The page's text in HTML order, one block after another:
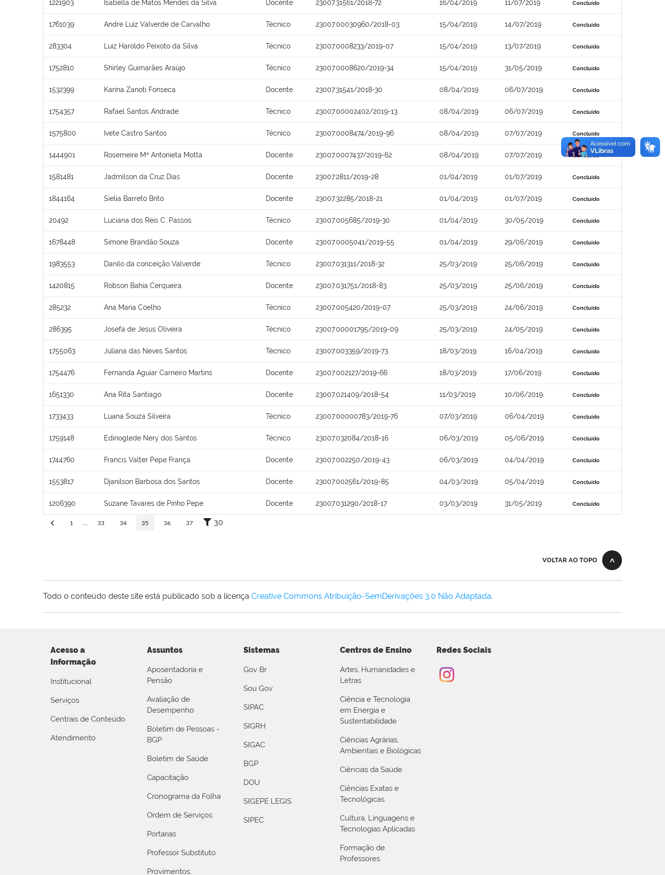
1221903 Isabella de Matos Mendes da Silva Docente 23007.31561/2018-72 16/04/2019 11/07/2019 Concluído
1761039 Andre Luiz Valverde de Carvalho Técnico 23007.00030960/2018-03 15/04/2019 14/07/2019 Concluído
283304 Luiz Haroldo Peixoto da Silva Técnico 23007.0008233/2019-07 15/04/2019 13/07/2019 Concluído
1752810 Shirley Guimarães Araújo Técnico 23007.0008620/2019-34 15/04/2019 31/05/2019 Concluído
1532399 Karina Zanoti Fonseca Docente 23007.31541/2018-30 08/04/2019 06/07/2019 Concluído
1754357 Rafael Santos Andrade Técnico 23007.00002402/2019-13 08/04/2019 06/07/2019 Concluído
1575800 Ivete Castro Santos Técnico 23007.0008474/2019-96 08/04/2019 07/07/2019 Concluído
1444901 Rosemeire Mª Antonieta Motta Docente 23007.0007437/2019-62 08/04/2019 07/07/2019 Concluído
1581481 Jadmilson da Cruz Dias Docente 23007.2811/2019-28 01/04/2019 01/07/2019 Concluído
1844164 Sielia Barreto Brito Docente 23007.32285/2018-21 01/04/2019 01/07/2019 Concluído
20492 Luciana dos Reis C. Passos Técnico 23007.005685/2019-30 01/04/2019 30/05/2019 Concluído
1678448 Simone Brandão Souza Docente 23007.0005041/2019-55 01/04/2019 29/06/2019 Concluído
1983553 Danilo da conceição Valverde Técnico 23007.031311/2018-32 25/03/2019 25/06/2019 Concluído
1420815 Robson Bahia Cerqueira Docente 23007.031751/2018-83 25/03/2019 25/06/2019 Concluído
285232 Ana Maria Coelho Técnico 23007.005420/2019-07 25/03/2019 24/06/2019 Concluído
286395 Josefa de Jesus Oliveira Técnico 23007.00001795/2019-09 25/03/2019 24/05/2019 Concluído
1755063 Juliana das Neves Santos Técnico 23007.003359/2019-73 18/03/2019 16/04/2019 Concluído
1754476 Fernanda Aguiar Carneiro Martins Docente 23007.002127/2019-66 18/03/2019 17/06/2019 Concluído
1651330 Ana Rita Santiago Docente 23007.021409/2018-54 11/03/2019 10/06/2019 Concluído
1733433 Luana Souza Silveira Técnico 23007.00000783/2019-76 07/03/2019 06/04/2019 Concluído
1759148 Edinoglede Nery dos Santos Técnico 23007.032084/2018-16 06/03/2019 05/06/2019 Concluído
1744760 Francis Valter Pepe França Docente 23007.002250/2019-43 06/03/2019 04/04/2019 Concluído
1553817 Djanilson Barbosa dos Santos Docente 23007.002561/2019-85 04/03/2019 05/04/2019 Concluído
1206390 Suzane Tavares de Pinho Pepe Docente 23007.031290/2018-17 03/03/2019 31/05/2019 Concluído
1 33 34 35 36 37 30
VOLTAR AO TOPO
Todo o conteúdo deste site está publicado sob a licença Creative Commons Atribuição-SemDerivações 3.0 Não Adaptada.
Acesso a
Informação
Institucional
Serviços
Centrais de Conteúdo
Atendimento
Assuntos
Aposentadoria e
Pensão
Avaliação de
Desempenho
Boletim de Pessoas -
BGP
Boletim de Saúde
Capacitação
Cronograma da Folha
Ordem de Serviços
Portarias
Professor Substituto
Provimentos,
Sistemas
Gov Br
Sou Gov
SIPAC
SIGRH
SIGAC
BGP
DOU
SIGEPE LEGIS
SIPEC
Centros de Ensino
Artes, Humanidades e
Letras
Ciência e Tecnologia
em Energia e
Sustentabilidade
Ciências Agrárias,
Ambientais e Biológicas
Ciências da Saúde
Ciências Exatas e
Tecnológicas
Cultura, Linguagens e
Tecnologias Aplicadas
Formação de
Professores
Redes Sociais